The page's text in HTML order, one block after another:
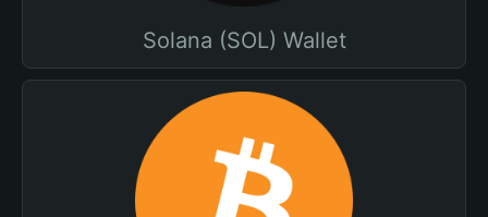
Solana (SOL) Wallet